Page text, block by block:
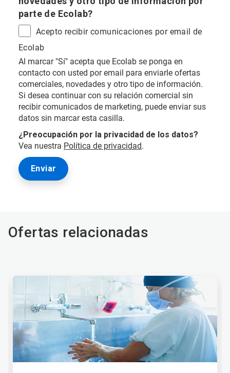
parte de Ecolab?
Acepto recibir comunicaciones por email de
Ecolab
Al marcar "Sí" acepta que Ecolab se ponga en
contacto con usted por email para enviarle ofertas
comerciales, novedades y otro tipo de información.
Si desea continuar con su relación comercial sin
recibir comunicados de marketing, puede enviar sus
datos sin marcar esta casilla.
¿Preocupación por la privacidad de los datos?
Vea nuestra Política de privacidad.
Ofertas relacionadas
Esto
carrusel.
los
botones
Posterior
Anterior